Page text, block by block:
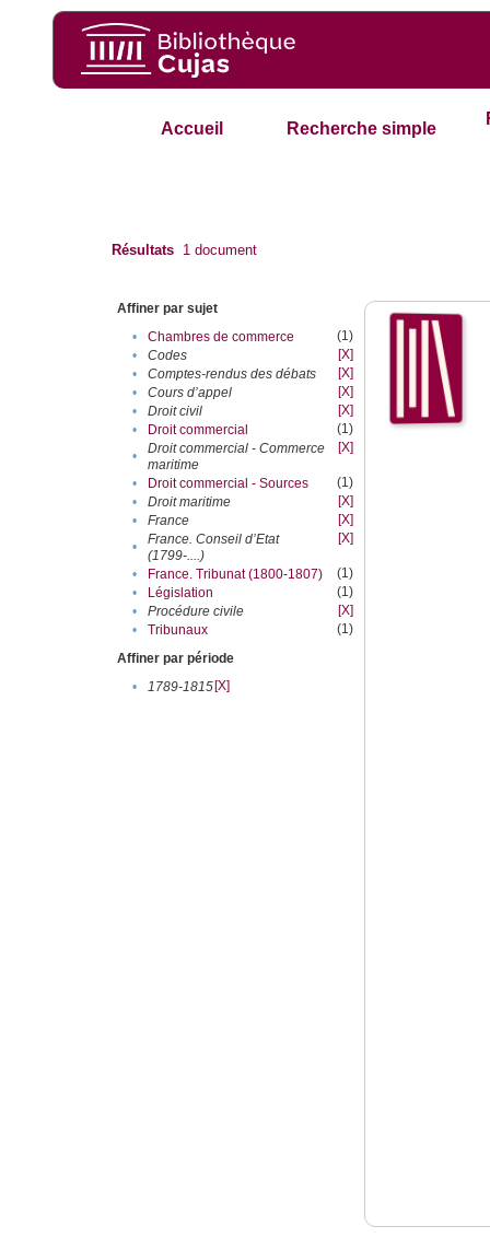
Accueil Recherche simple
Résultats 1 document
Affiner par sujet
•
Chambres de commerce
(1)
•
Codes
[X]
•
Comptes-rendus des débats
[X]
•
Cours d’appel
[X]
•
Droit civil
[X]
•
Droit commercial
(1)
•
Droit commercial - Commerce
maritime
[X]
• Droit commercial - Sources
(1)
•
Droit maritime
[X]
•
France
[X]
•
France. Conseil d’Etat
(1799-....)
[X]
• France. Tribunat (1800-1807)
(1)
•
Législation
(1)
•
Procédure civile
[X]
•
Tribunaux
(1)
Affiner par période
•
1789-1815[X]